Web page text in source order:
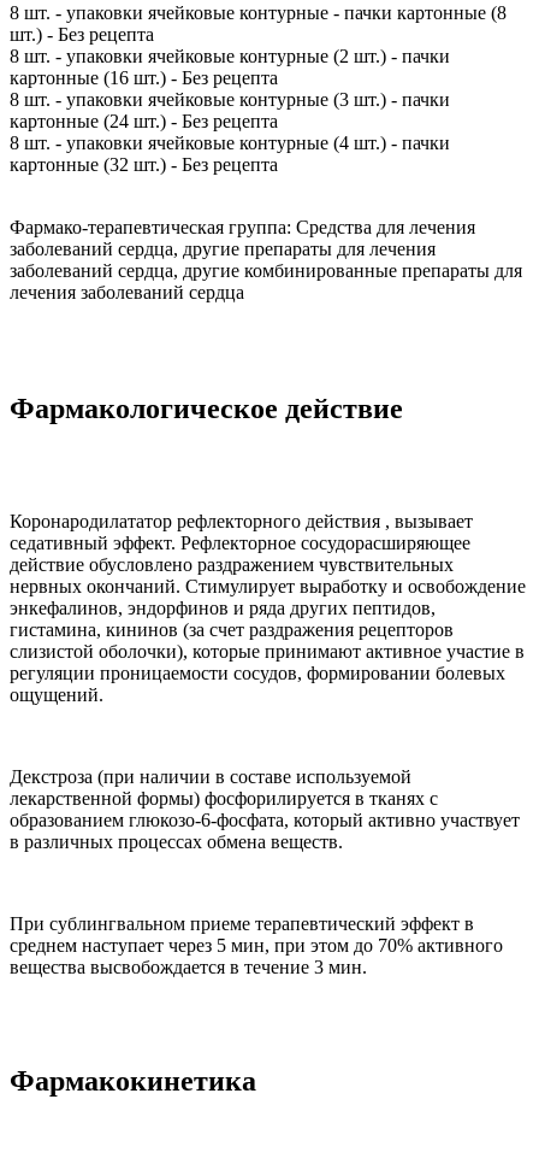
8 шт. - упаковки ячейковые контурные - пачки картонные (8
шт.) - Без рецепта
8 шт. - упаковки ячейковые контурные (2 шт.) - пачки
картонные (16 шт.) - Без рецепта
8 шт. - упаковки ячейковые контурные (3 шт.) - пачки
картонные (24 шт.) - Без рецепта
8 шт. - упаковки ячейковые контурные (4 шт.) - пачки
картонные (32 шт.) - Без рецепта
Фармако-терапевтическая группа: Средства для лечения
заболеваний сердца, другие препараты для лечения
заболеваний сердца, другие комбинированные препараты для
лечения заболеваний сердца
Фармакологическое действие
Коронародилататор рефлекторного действия , вызывает
седативный эффект. Рефлекторное сосудорасширяющее
действие обусловлено раздражением чувствительных
нервных окончаний. Стимулирует выработку и освобождение
энкефалинов, эндорфинов и ряда других пептидов,
гистамина, кининов (за счет раздражения рецепторов
слизистой оболочки), которые принимают активное участие в
регуляции проницаемости сосудов, формировании болевых
ощущений.
Декстроза (при наличии в составе используемой
лекарственной формы) фосфорилируется в тканях с
образованием глюкозо-6-фосфата, который активно участвует
в различных процессах обмена веществ.
При сублингвальном приеме терапевтический эффект в
среднем наступает через 5 мин, при этом до 70% активного
вещества высвобождается в течение 3 мин.
Фармакокинетика